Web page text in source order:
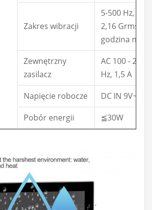
Zakres wibracji
5-500 Hz,
2,16 Grms, X,
godzina na oś
Zewnętrzny
zasilacz
AC 100 - 240
Hz, 1,5 A
Napięcie robocze
DC IN 9V~36V
Pobór energii
≦30W